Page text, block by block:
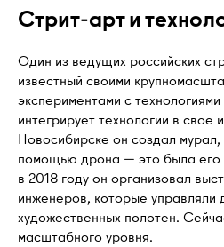
Стрит-арт и
Один из ведущих российских
известный своими
экспериментами с
интегрирует технологии в свое
Новосибирске он создал
помощью дрона — это была его
в 2018 году он организовал
инженеров, которые управляли
художественных полотен.
масштабного уровня.